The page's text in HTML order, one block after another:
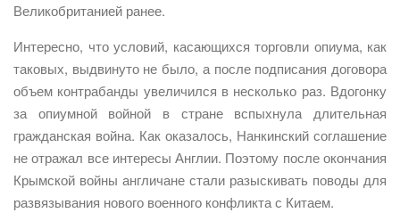
Великобританией ранее.
Интересно, что условий, касающихся торговли опиума, как
таковых, выдвинуто не было, а после подписания договора
объем контрабанды увеличился в несколько раз. Вдогонку
за опиумной войной в стране вспыхнула длительная
гражданская война. Как оказалось, Нанкинский соглашение
не отражал все интересы Англии. Поэтому после окончания
Крымской войны англичане стали разыскивать поводы для
развязывания нового военного конфликта с Китаем.